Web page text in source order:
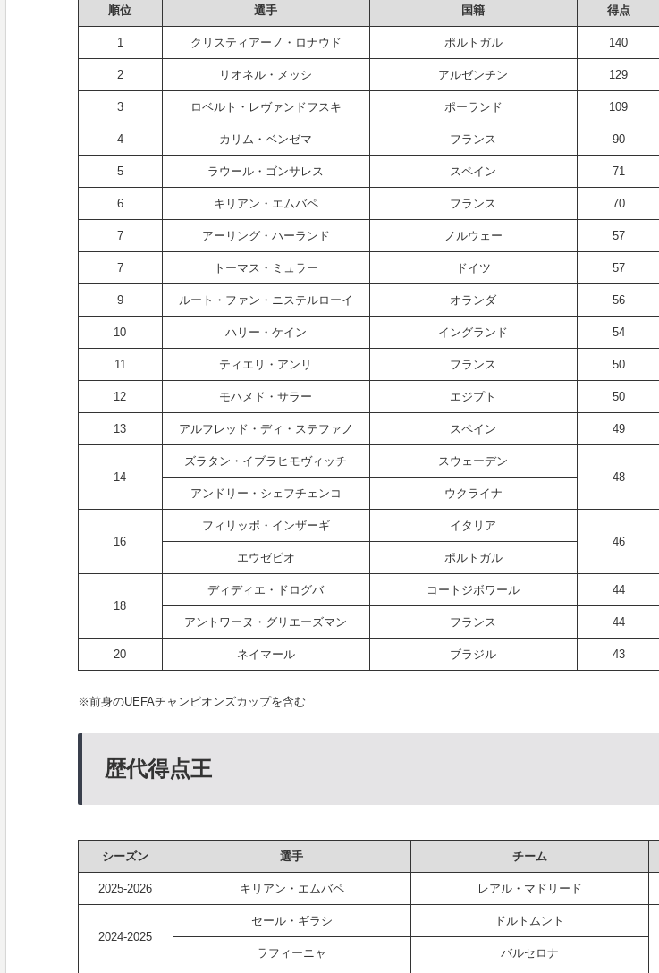
順位 選手 国籍 得点
1 クリスティアーノ・ロナウド ポルトガル 140
2 リオネル・メッシ アルゼンチン 129
3 ロベルト・レヴァンドフスキ ポーランド 109
4 カリム・ベンゼマ フランス 90
5 ラウール・ゴンサレス スペイン 71
6 キリアン・エムバペ フランス 70
7 アーリング・ハーランド ノルウェー 57
7 トーマス・ミュラー ドイツ 57
9 ルート・ファン・ニステルローイ オランダ 56
10 ハリー・ケイン イングランド 54
11 ティエリ・アンリ フランス 50
12 モハメド・サラー エジプト 50
13 アルフレッド・ディ・ステファノ スペイン 49
14
ズラタン・イブラヒモヴィッチ
スウェーデン
48
アンドリー・シェフチェンコ ウクライナ
16
フィリッポ・インザーギ
イタリア
46
エウゼビオ ポルトガル
18
ディディエ・ドログバ コートジボワール 44
アントワーヌ・グリエーズマン フランス 44
20 ネイマール ブラジル 43
※前身のUEFAチャンピオンズカップを含む
歴代得点王
シーズン 選手 チーム
2025-2026 キリアン・エムバペ レアル・マドリード
2024-2025
セール・ギラシ
ドルトムント
ラフィーニャ
バルセロナ